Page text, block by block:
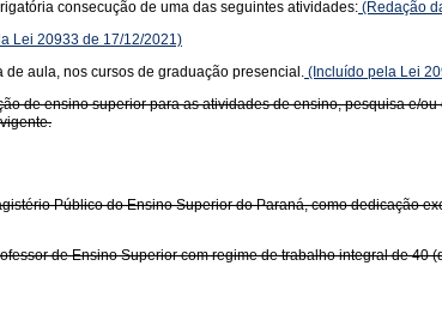
consecução de uma das seguintes atividades: (Redação
Lei 20933 de 17/12/2021)
aula, nos cursos de graduação presencial. (Incluído pela Lei
de ensino superior para as atividades de ensino, pesquisa e/
Público do Ensino Superior do Paraná, como dedicação
de Ensino Superior com regime de trabalho integral de